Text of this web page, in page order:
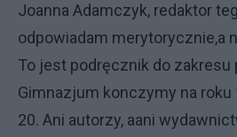
Joanna Adamczyk, redaktor
odpowiadam merytorycznie,a
To jest podręcznik do zakresu
Gimnazjum konczymy na
20. Ani autorzy, aani